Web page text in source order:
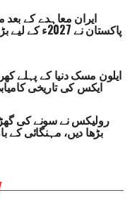
ایران معاہدے کے
پاکستان نے
ایلون مسک دنیا کے پہلے
ایکس کی تاریخی
رولیکس نے سونے کی
بڑھا دیں، مہنگائی کے